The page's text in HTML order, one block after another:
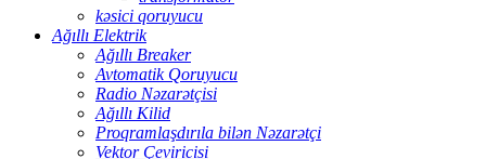
kəsici qoruyucu
Ağıllı Elektrik
Ağıllı Breaker
Avtomatik Qoruyucu
Radio Nəzarətçisi
Ağıllı Kilid
Proqramlaşdırıla bilən Nəzarətçi
Vektor Çeviricisi